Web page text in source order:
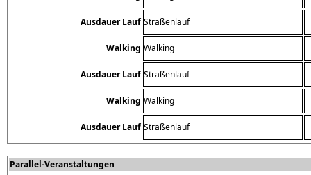
Ausdauer Lauf Straßenlauf
Walking Walking
Ausdauer Lauf Straßenlauf
Walking Walking
Ausdauer Lauf Straßenlauf
Parallel-Veranstaltungen